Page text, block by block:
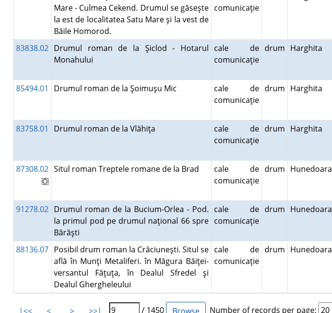
Mare - Culmea Cekend. Drumul se găseşte
la est de localitatea Satu Mare şi la vest de
Băile Homorod.
comunicaţie
83838.02 Drumul roman de la Şiclod - Hotarul
Monahului
cale de
comunicaţie
drum Harghita
85494.01 Drumul roman de la Şoimuşu Mic
cale de
comunicaţie
drum Harghita
83758.01 Drumul roman de la Vlăhiţa
cale de
comunicaţie
drum Harghita
87308.02 Situl roman Treptele romane de la Brad
cale de
comunicaţie
drum Hunedoara
91278.02 Drumul roman de la Bucium-Orlea - Pod.
la primul pod pe drumul naţional 66 spre
Bărăşti
cale de
comunicaţie
drum Hunedoara
88136.07 Posibil drum roman la Crăciuneşti. Situl se
află în Munţi Metaliferi. în Măgura Băiţei-
versantul Făţuţa, în Dealul Sfredel şi
Dealul Ghergheleului
cale de
comunicaţie
drum Hunedoara
/ 1450 Number of records per page: